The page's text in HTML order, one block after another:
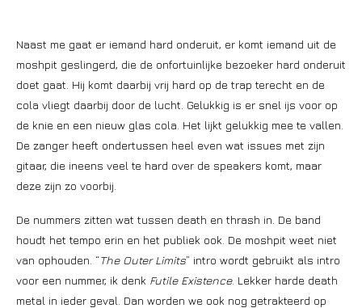
Naast me gaat er iemand hard onderuit, er komt iemand uit de
moshpit geslingerd, die de onfortuinlijke bezoeker hard onderuit
doet gaat. Hij komt daarbij vrij hard op de trap terecht en de
cola vliegt daarbij door de lucht. Gelukkig is er snel ijs voor op
de knie en een nieuw glas cola. Het lijkt gelukkig mee te vallen.
De zanger heeft ondertussen heel even wat issues met zijn
gitaar, die ineens veel te hard over de speakers komt, maar
deze zijn zo voorbij.
De nummers zitten wat tussen death en thrash in. De band
houdt het tempo erin en het publiek ook. De moshpit weet niet
van ophouden. “The Outer Limits” intro wordt gebruikt als intro
voor een nummer, ik denk Futile Existence. Lekker harde death
metal in ieder geval. Dan worden we ook nog getrakteerd op